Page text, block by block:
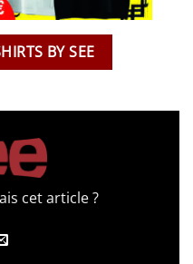
BY SEE
cet article ?